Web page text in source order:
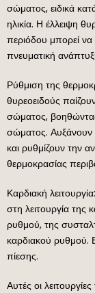
σώματος, ειδικά
ηλικία. Η έλλειψη
περιόδου μπορεί
πνευματική
Ρύθμιση της
θυρεοειδούς
σώματος,
σώματος. Αυξάνουν
και ρυθμίζουν την
θερμοκρασίας
Καρδιακή
στη λειτουργία της
ρυθμού, της
καρδιακού ρυθμού.
πίεσης.
Αυτές οι